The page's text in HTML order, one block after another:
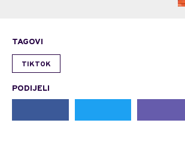
TAGOVI
TIKTOK
PODIJELI